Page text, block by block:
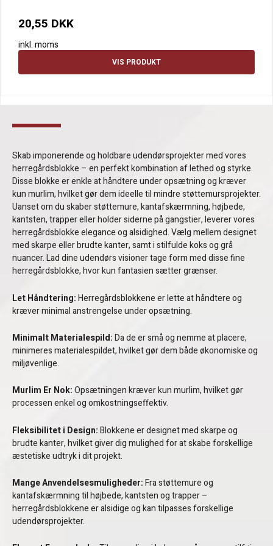
20,55 DKK
inkl. moms
VIS PRODUKT
Skab imponerende og holdbare udendørsprojekter med vores
herregårdsblokke – en perfekt kombination af lethed og styrke.
Disse blokke er enkle at håndtere under opsætning og kræver
kun murlim, hvilket gør dem ideelle til mindre støttemursprojekter.
Uanset om du skaber støttemure, kantafskærmning, højbede,
kantsten, trapper eller holder siderne på gangstier, leverer vores
herregårdsblokke elegance og alsidighed. Vælg mellem designet
med skarpe eller brudte kanter, samt i stilfulde koks og grå
nuancer. Lad dine udendørs visioner tage form med disse fine
herregårdsblokke, hvor kun fantasien sætter grænser.
Let Håndtering:Herregårdsblokkene er lette at håndtere og
kræver minimal anstrengelse under opsætning.
Minimalt Materialespild:Da de er små og nemme at placere,
minimeres materialespildet, hvilket gør dem både økonomiske og
miljøvenlige.
Murlim Er Nok:Opsætningen kræver kun murlim, hvilket gør
processen enkel og omkostningseffektiv.
Fleksibilitet i Design:Blokkene er designet med skarpe og
brudte kanter, hvilket giver dig mulighed for at skabe forskellige
æstetiske udtryk i dit projekt.
Mange Anvendelsesmuligheder:Fra støttemure og
kantafskærmning til højbede, kantsten og trapper –
herregårdsblokkene er alsidige og kan tilpasses forskellige
udendørsprojekter.